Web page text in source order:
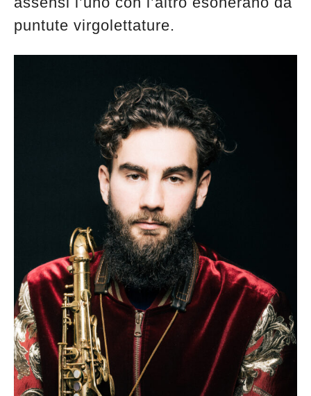
puntute virgolettature.